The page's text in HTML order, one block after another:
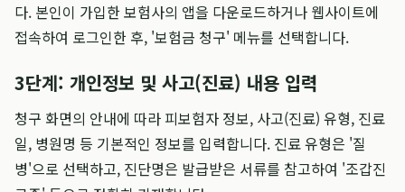
다. 본인이 가입한 보험사의 앱을 다운로드하거나 웹사이트에
접속하여 로그인한 후, '보험금 청구' 메뉴를 선택합니다.
3단계: 개인정보 및 사고(진료) 내용 입력
청구 화면의 안내에 따라 피보험자 정보, 사고(진료) 유형, 진료
일, 병원명 등 기본적인 정보를 입력합니다. 진료 유형은 '질
병'으로 선택하고, 진단명은 발급받은 서류를 참고하여 '조갑진